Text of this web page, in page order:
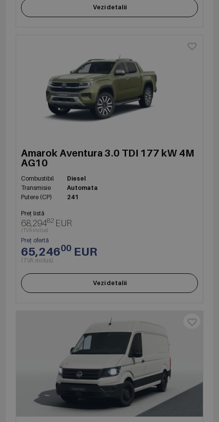
Vezi detalii
Amarok Aventura 3.0 TDI 177 kW 4M
AG10
Combustibil
Diesel
Transmisie
Automata
Putere (CP)
241
Preț listă
68,29482 EUR
(TVA inclus)
Preț ofertă
65,24600 EUR
(TVA inclus)
Vezi detalii